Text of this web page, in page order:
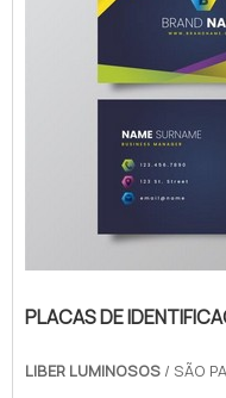
importância para
PLACAS DE
LIBER LUMINOSOS / SÃO